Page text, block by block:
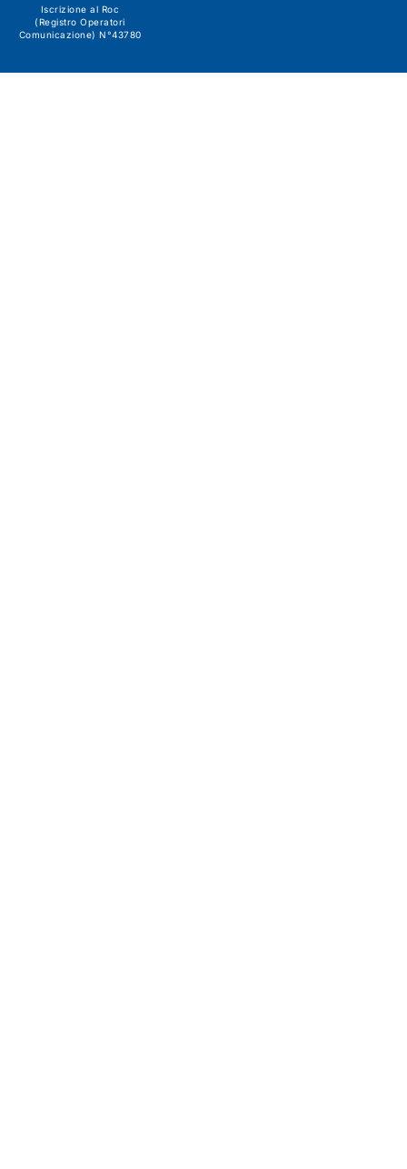
Iscrizione al Roc
(Registro Operatori
Comunicazione) N°43780